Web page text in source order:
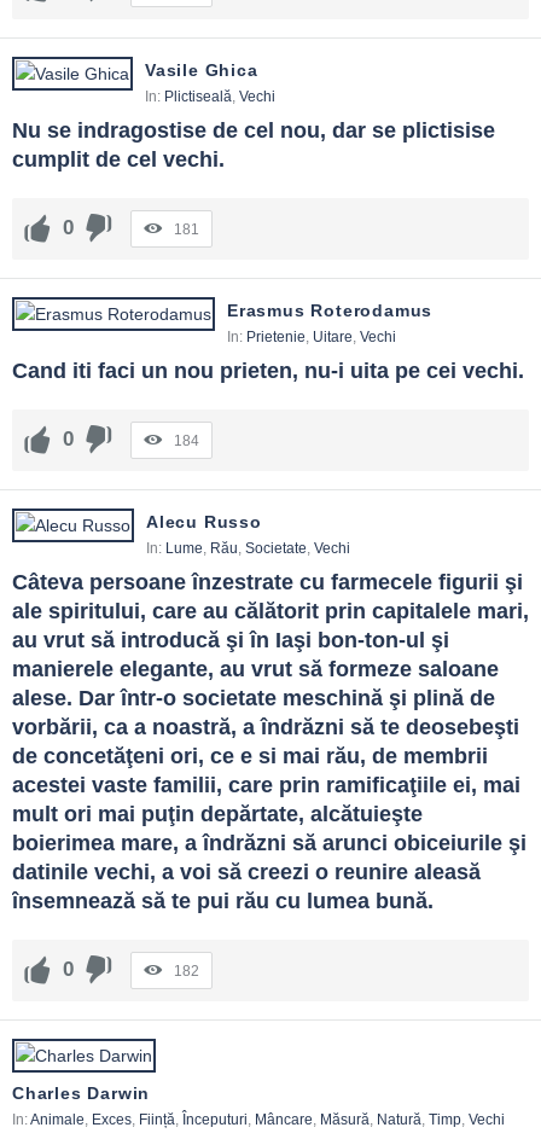
Vasile Ghica
In: Plictiseală, Vechi
Nu se indragostise de cel nou, dar se plictisise
cumplit de cel vechi.
0 181
Erasmus Roterodamus
In: Prietenie, Uitare, Vechi
Cand iti faci un nou prieten, nu-i uita pe cei vechi.
0 184
Alecu Russo
In: Lume, Rău, Societate, Vechi
Câteva persoane înzestrate cu farmecele figurii şi
ale spiritului, care au călătorit prin capitalele mari,
au vrut să introducă şi în Iaşi bon-ton-ul şi
manierele elegante, au vrut să formeze saloane
alese. Dar într-o societate meschină şi plină de
vorbării, ca a noastră, a îndrăzni să te deosebeşti
de concetăţeni ori, ce e si mai rău, de membrii
acestei vaste familii, care prin ramificaţiile ei, mai
mult ori mai puţin depărtate, alcătuieşte
boierimea mare, a îndrăzni să arunci obiceiurile şi
datinile vechi, a voi să creezi o reunire aleasă
însemnează să te pui rău cu lumea bună.
0 182
Charles Darwin
In:Animale, Exces, Ființă, Începuturi, Mâncare, Măsură, Natură, Timp, Vechi